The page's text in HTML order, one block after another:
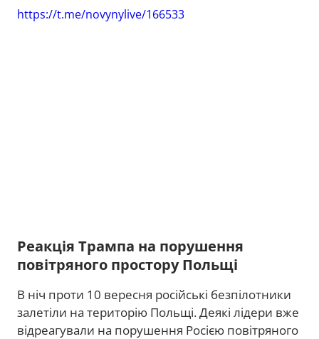
https://t.me/novynylive/166533
Реакція Трампа на порушення
повітряного простору Польщі
В ніч проти 10 вересня російські безпілотники
залетіли на територію Польщі. Деякі лідери вже
відреагували на порушення Росією повітряного